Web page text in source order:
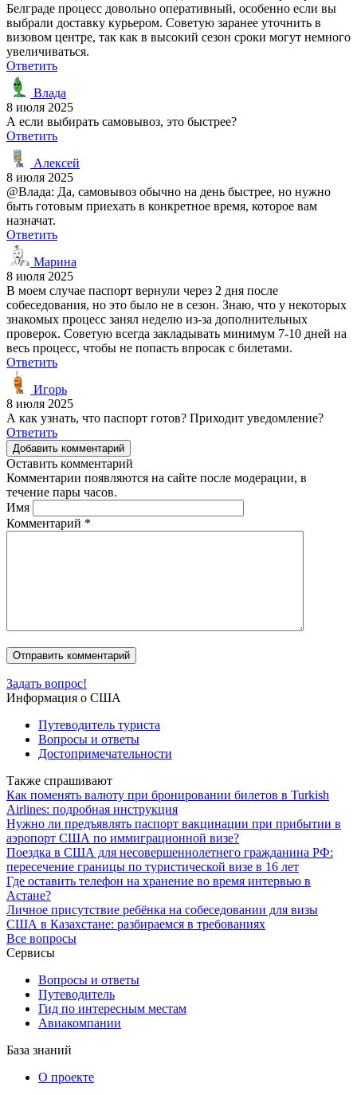
Белграде процесс довольно оперативный, особенно если вы
выбрали доставку курьером. Советую заранее уточнить в
визовом центре, так как в высокий сезон сроки могут немного
увеличиваться.
Ответить
Влада
8 июля 2025
А если выбирать самовывоз, это быстрее?
Ответить
Алексей
8 июля 2025
@Влада: Да, самовывоз обычно на день быстрее, но нужно
быть готовым приехать в конкретное время, которое вам
назначат.
Ответить
Марина
8 июля 2025
В моем случае паспорт вернули через 2 дня после
собеседования, но это было не в сезон. Знаю, что у некоторых
знакомых процесс занял неделю из-за дополнительных
проверок. Советую всегда закладывать минимум 7-10 дней на
весь процесс, чтобы не попасть впросак с билетами.
Ответить
Игорь
8 июля 2025
А как узнать, что паспорт готов? Приходит уведомление?
Ответить
Добавить комментарий
Оставить комментарий
Комментарии появляются на сайте после модерации, в
течение пары часов.
Имя
Комментарий *
Задать вопрос!
Информация о США
Путеводитель туриста
Вопросы и ответы
Достопримечательности
Также спрашивают
Как поменять валюту при бронировании билетов в Turkish
Airlines: подробная инструкция
Нужно ли предъявлять паспорт вакцинации при прибытии в
аэропорт США по иммиграционной визе?
Поездка в США для несовершеннолетнего гражданина РФ:
пересечение границы по туристической визе в 16 лет
Где оставить телефон на хранение во время интервью в
Астане?
Личное присутствие ребёнка на собеседовании для визы
США в Казахстане: разбираемся в требованиях
Все вопросы
Сервисы
Вопросы и ответы
Путеводитель
Гид по интересным местам
Авиакомпании
База знаний
О проекте